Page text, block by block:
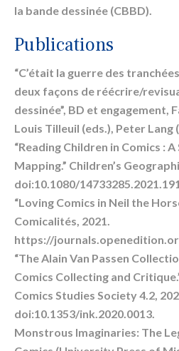
la bande dessinée (CBBD).
Publications
“C’était la guerre des
deux façons de réécrire/
dessinée”, BD et engagement,
Louis Tilleuil (eds.), Peter Lang
“Reading Children in Comics :
Mapping.” Children’s
doi:10.1080/
“Loving Comics in Neil the
Comicalités, 2021.
https://
“The Alain Van Passen
Comics Collecting and
Comics Studies Society 4.2,
doi:10.1353/ink.2020.0013.
Monstrous Imaginaries: The